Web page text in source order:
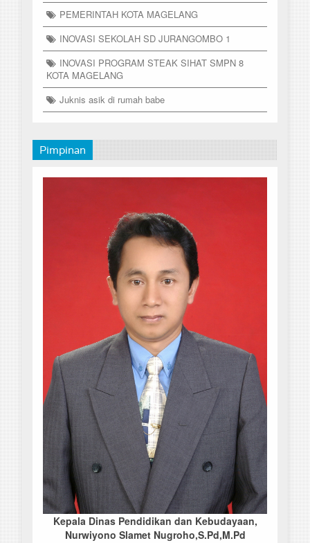
PEMERINTAH KOTA MAGELANG
INOVASI SEKOLAH SD JURANGOMBO 1
INOVASI PROGRAM STEAK SIHAT SMPN 8
KOTA MAGELANG
Juknis asik di rumah babe
Pimpinan
Kepala Dinas Pendidikan dan Kebudayaan,
Nurwiyono Slamet Nugroho,S.Pd,M.Pd